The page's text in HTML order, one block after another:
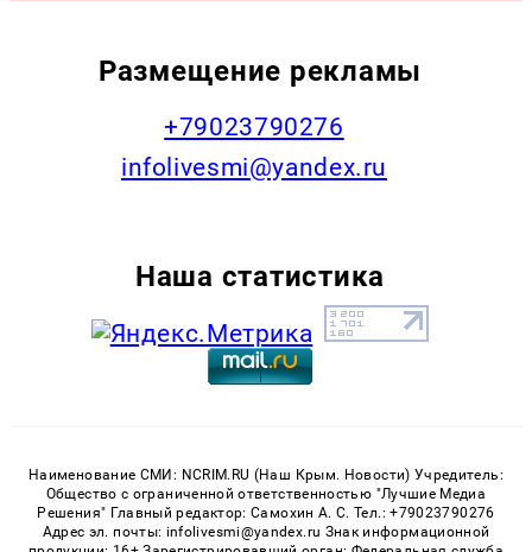
Размещение рекламы
+79023790276
infolivesmi@yandex.ru
Наша статистика
Наименование СМИ: NCRIM.RU (Наш Крым. Новости) Учредитель:
Общество с ограниченной ответственностью "Лучшие Медиа
Решения" Главный редактор: Самохин А. С. Тел.: +79023790276
Адрес эл. почты: infolivesmi@yandex.ru Знак информационной